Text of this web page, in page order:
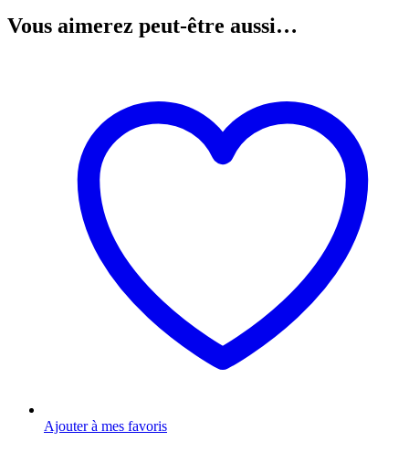
Vous aimerez peut-être aussi…
Ajouter à mes favoris